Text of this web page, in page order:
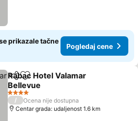
prikazale tačne
Pogledaj cene
Deli Dodati u favorite
Rabac Hotel Valamar
Bellevue
4 Zvezdice
/
Ocena nije dostupna
Centar grada: udaljenost 1.6 km